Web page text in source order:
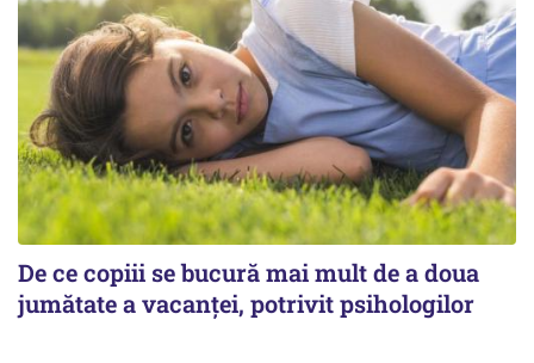
De ce copiii se bucură mai mult de a doua
jumătate a vacanței, potrivit psihologilor